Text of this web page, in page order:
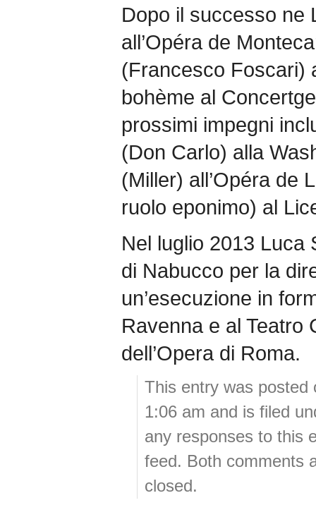
Dopo il successo ne
all’Opéra de
(Francesco Foscari)
bohème al
prossimi impegni
(Don Carlo) alla
(Miller) all’Opéra de
ruolo eponimo) al
Nel luglio 2013 Luca
di Nabucco per la
un’esecuzione in
Ravenna e al Teatro
dell’Opera di Roma.
This entry was posted
1:06 am and is filed
any responses to this
feed. Both comments
closed.